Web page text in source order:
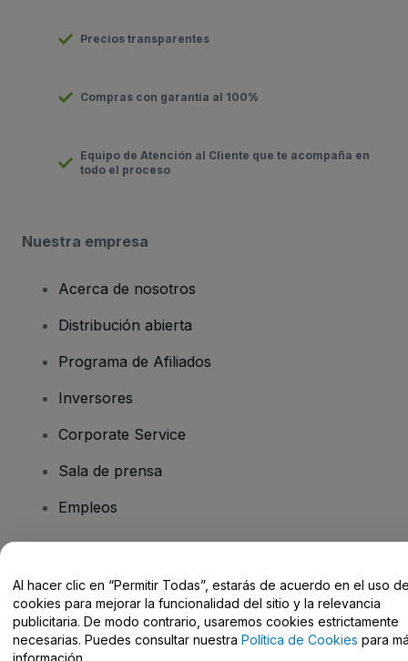
Precios transparentes
Compras con garantía al 100%
Equipo de Atención al Cliente que te acompaña en
todo el proceso
Nuestra empresa
Acerca de nosotros
Distribución abierta
Programa de Afiliados
Inversores
Corporate Service
Sala de prensa
Empleos
Centro de Ayuda / Contacto
Al hacer clic en “Permitir Todas”, estarás de acuerdo en el uso
cookies para mejorar la funcionalidad del sitio y la relevancia
publicitaria. De modo contrario, usaremos cookies estrictamente
necesarias. Puedes consultar nuestra Política de Cookies para
información.